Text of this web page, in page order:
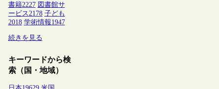
書籍2227 図書館サ
ービス 2178 子ども
2018 学術情報1947
続きを見る
キーワードから検
索（国・地域）